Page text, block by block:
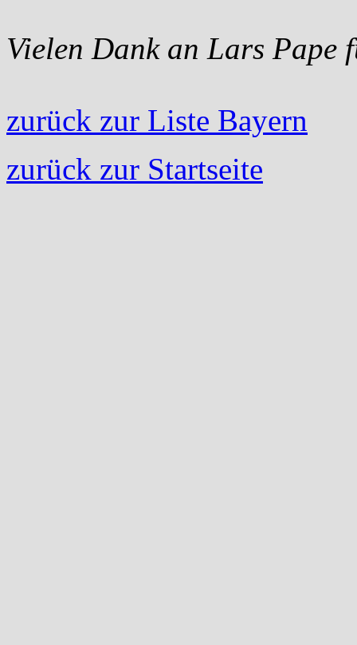
Vielen Dank an Lars
zurück zur Liste Bayern
zurück zur Startseite